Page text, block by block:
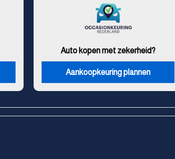
Auto kopen met zekerheid?
Aankoopkeuring plannen